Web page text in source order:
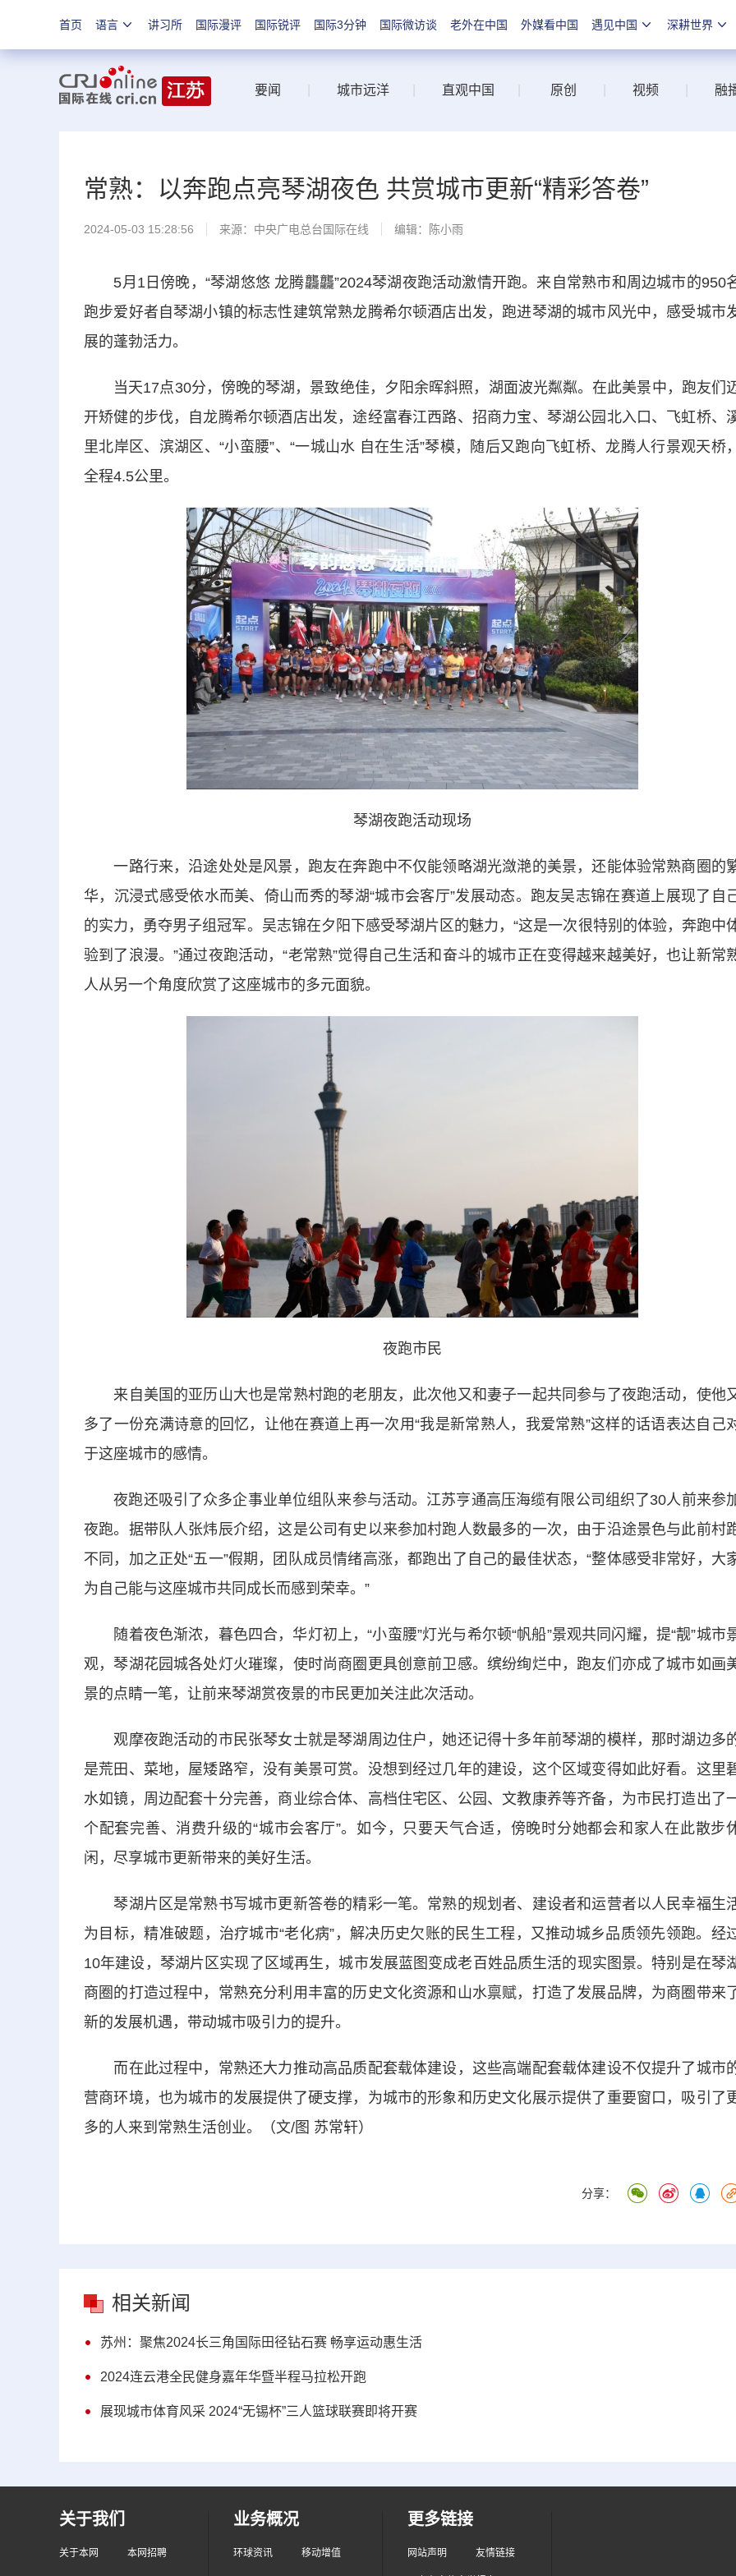
首页 语言 讲习所 国际漫评 国际锐评 国际3分钟 国际微访谈 老外在中国 外媒看中国 遇见中国 深耕世界
要闻 城市远洋 直观中国 原创 视频 融
常熟：以奔跑点亮琴湖夜色 共赏城市更新“精彩答卷”
2024-05-03 15:28:56 来源：中央广电总台国际在线 编辑：陈小雨
5月1日傍晚，“琴湖悠悠 龙腾龘龘”2024琴湖夜跑活动激情开跑。来自常熟市和周边城市的950
跑步爱好者自琴湖小镇的标志性建筑常熟龙腾希尔顿酒店出发，跑进琴湖的城市风光中，感受城市
展的蓬勃活力。
当天17点30分，傍晚的琴湖，景致绝佳，夕阳余晖斜照，湖面波光粼粼。在此美景中，跑友们
开矫健的步伐，自龙腾希尔顿酒店出发，途经富春江西路、招商力宝、琴湖公园北入口、飞虹桥、
里北岸区、滨湖区、“小蛮腰”、“一城山水 自在生活”琴模，随后又跑向飞虹桥、龙腾人行景观天桥，
全程4.5公里。
琴湖夜跑活动现场
一路行来，沿途处处是风景，跑友在奔跑中不仅能领略湖光潋滟的美景，还能体验常熟商圈的
华，沉浸式感受依水而美、倚山而秀的琴湖“城市会客厅”发展动态。跑友吴志锦在赛道上展现了自
的实力，勇夺男子组冠军。吴志锦在夕阳下感受琴湖片区的魅力，“这是一次很特别的体验，奔跑中
验到了浪漫。”通过夜跑活动，“老常熟”觉得自己生活和奋斗的城市正在变得越来越美好，也让新常
人从另一个角度欣赏了这座城市的多元面貌。
夜跑市民
来自美国的亚历山大也是常熟村跑的老朋友，此次他又和妻子一起共同参与了夜跑活动，使他
多了一份充满诗意的回忆，让他在赛道上再一次用“我是新常熟人，我爱常熟”这样的话语表达自己
于这座城市的感情。
夜跑还吸引了众多企事业单位组队来参与活动。江苏亨通高压海缆有限公司组织了30人前来参
夜跑。据带队人张炜辰介绍，这是公司有史以来参加村跑人数最多的一次，由于沿途景色与此前村
不同，加之正处“五一”假期，团队成员情绪高涨，都跑出了自己的最佳状态，“整体感受非常好，大
为自己能与这座城市共同成长而感到荣幸。”
随着夜色渐浓，暮色四合，华灯初上，“小蛮腰”灯光与希尔顿“帆船”景观共同闪耀，提“靓”城市
观，琴湖花园城各处灯火璀璨，使时尚商圈更具创意前卫感。缤纷绚烂中，跑友们亦成了城市如画
景的点睛一笔，让前来琴湖赏夜景的市民更加关注此次活动。
观摩夜跑活动的市民张琴女士就是琴湖周边住户，她还记得十多年前琴湖的模样，那时湖边多
是荒田、菜地，屋矮路窄，没有美景可赏。没想到经过几年的建设，这个区域变得如此好看。这里
水如镜，周边配套十分完善，商业综合体、高档住宅区、公园、文教康养等齐备，为市民打造出了
个配套完善、消费升级的“城市会客厅”。如今，只要天气合适，傍晚时分她都会和家人在此散步
闲，尽享城市更新带来的美好生活。
琴湖片区是常熟书写城市更新答卷的精彩一笔。常熟的规划者、建设者和运营者以人民幸福生
为目标，精准破题，治疗城市“老化病”，解决历史欠账的民生工程，又推动城乡品质领先领跑。经
10年建设，琴湖片区实现了区域再生，城市发展蓝图变成老百姓品质生活的现实图景。特别是在琴
商圈的打造过程中，常熟充分利用丰富的历史文化资源和山水禀赋，打造了发展品牌，为商圈带来
新的发展机遇，带动城市吸引力的提升。
而在此过程中，常熟还大力推动高品质配套载体建设，这些高端配套载体建设不仅提升了城市
营商环境，也为城市的发展提供了硬支撑，为城市的形象和历史文化展示提供了重要窗口，吸引了
多的人来到常熟生活创业。（文/图 苏常轩）
分享：
相关新闻
苏州：聚焦2024长三角国际田径钻石赛 畅享运动惠生活
2024连云港全民健身嘉年华暨半程马拉松开跑
展现城市体育风采 2024“无锡杯”三人篮球联赛即将开赛
关于我们
关于本网 本网招聘
业务概况
环球资讯 移动增值
更多链接
网站声明 友情链接